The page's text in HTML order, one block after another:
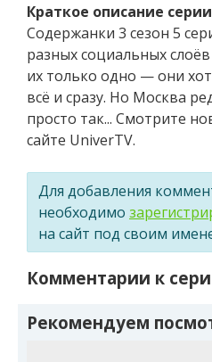
Краткое описание
Содержанки 3 сезон 5
разных социальных
их только одно — они
всё и сразу. Но Москва
просто так... Смотрите
сайте UniverTV.
Для добавления
необходимо
на сайт под своим
Комментарии к
Рекомендуем